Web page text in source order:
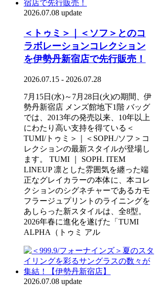
2026.07.08 update
＜トゥミ＞｜＜ソフ＞とのコ
ラボレーションコレクション
を伊勢丹新宿店で先行販売！
2026.07.15 - 2026.07.28
7月15日(水)～7月28日(火)の期間、伊
勢丹新宿店 メンズ館地下1階 バッグ
では、2013年の発売以来、10年以上
にわたり高い支持を得ている＜
TUMI/トゥミ＞｜＜SOPH./ソフ＞コ
レクションの最新スタイルが登場し
ます。 TUMI ｜ SOPH. ITEM
LINEUP 凛とした雰囲気を纏った端
正なグレイカラーの本体に、本コレ
クションのシグネチャーであるカモ
フラージュプリントのライニングを
あしらった新スタイルは、全8型。
2026年春に進化を遂げた「TUMI
ALPHA（トゥミ アル
2026.07.08 update